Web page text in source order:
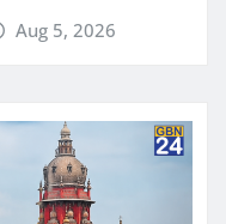
Aug 5, 2026